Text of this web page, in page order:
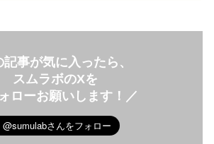
記事が気に入ったら、
スムラボのXを
ローお願いします！／